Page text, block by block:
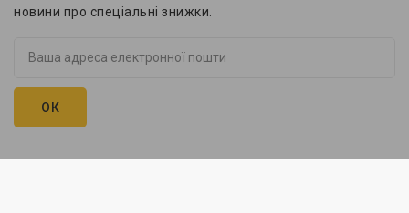
новини про спеціальні знижки.